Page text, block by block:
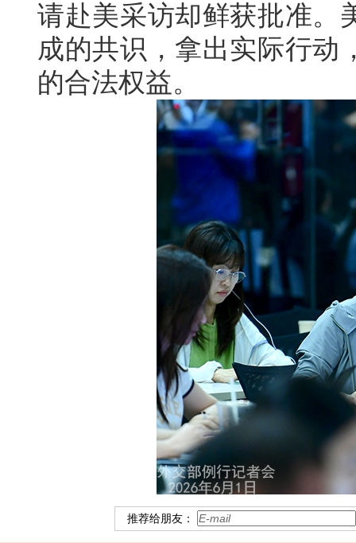
请赴美采访却鲜获批准。
成的共识，拿出实际行动
的合法权益。
推荐给朋友：